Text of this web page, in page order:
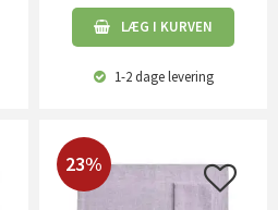
LÆG I KURVEN
1-2 dagelevering
23%